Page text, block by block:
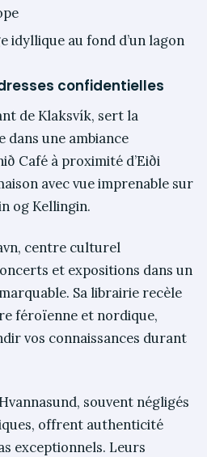
idyllique au fond d’un lagon
confidentielles
de Klaksvík, sert la
dans une ambiance
Café à proximité d’Eiði
avec vue imprenable sur
og Kellingin.
centre culturel
et expositions dans un
Sa librairie recèle
féroïenne et nordique,
vos connaissances durant
souvent négligés
offrent authenticité
exceptionnels. Leurs